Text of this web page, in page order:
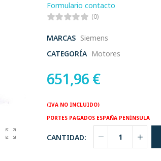
Formulario contacto
(0)
MARCAS Siemens
CATEGORÍA Motores
651,96 €
(IVA NO INCLUIDO)
PORTES PAGADOS ESPAÑA PENÍNSULA
CANTIDAD: